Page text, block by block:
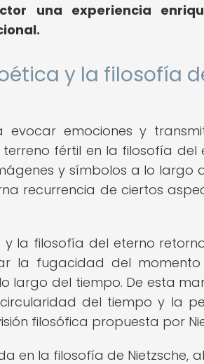
una experiencia
y la filosofía
emociones y
fértil en la filosofía del
y símbolos a lo largo
recurrencia de ciertos
la filosofía del eterno
la fugacidad del momento
largo del tiempo. De esta
del tiempo y la
filosófica propuesta por
en la filosofía de Nietzsche,